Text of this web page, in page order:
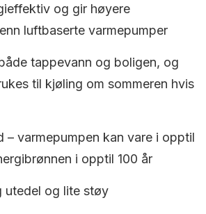
og gir høyere
luftbaserte varmepumper
tappevann og boligen, og
til kjøling om sommeren hvis
– varmepumpen kan vare i opptil
i opptil 100 år
utedel og lite støy